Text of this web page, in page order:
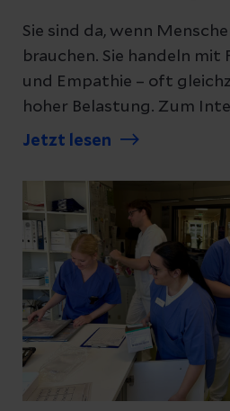
Sie sind da, wenn
brauchen. Sie handeln mit
und Empathie – oft
hoher Belastung. Zum
der Pflege hat die Helios
„Danke“ gesagt und damit
Wertschätzung gesetzt.
Jetzt lesen